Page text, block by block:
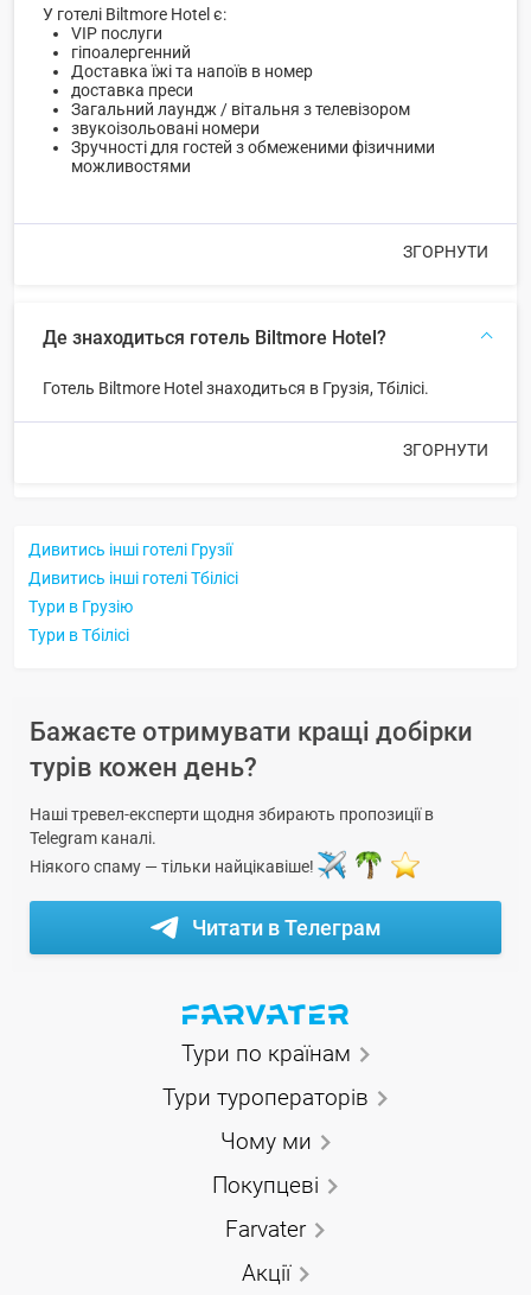
У готелі Biltmore Hotel є:
VIP послуги
гіпоалергенний
Доставка їжі та напоїв в номер
доставка преси
Загальний лаундж / вітальня з телевізором
звукоізольовані номери
Зручності для гостей з обмеженими фізичними
можливостями
ЗГОРНУТИ
Де знаходиться готель Biltmore Hotel?
Готель Biltmore Hotel знаходиться в Грузія, Тбілісі.
ЗГОРНУТИ
Дивитись інші готелі Грузії
Дивитись інші готелі Тбілісі
Тури в Грузію
Тури в Тбілісі
Бажаєте отримувати кращі добірки
турів кожен день?
Наші тревел-експерти щодня збирають пропозиції в
Telegram каналі.
Ніякого спаму — тільки найцікавіше!
Читати в Телеграм
Тури по країнам
Тури туроператорів
Чому ми
Покупцеві
Farvater
Акції